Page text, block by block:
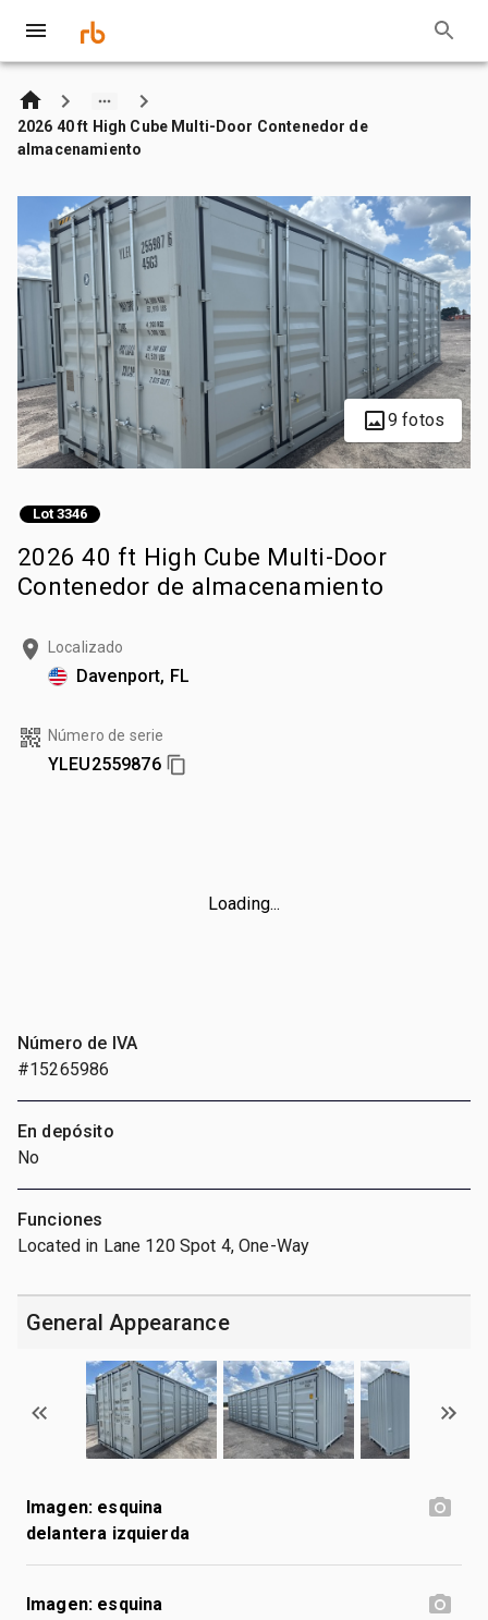
2026 40 ft High Cube Multi-Door Contenedor de
almacenamiento
9 fotos
Lot 3346
2026 40 ft High Cube Multi-Door
Contenedor de almacenamiento
Localizado
Davenport, FL
Número de serie
YLEU2559876
Loading...
Número de IVA
#15265986
En depósito
No
Funciones
Located in Lane 120 Spot 4, One-Way
General Appearance
Imagen: esquina
delantera izquierda
Imagen: esquina